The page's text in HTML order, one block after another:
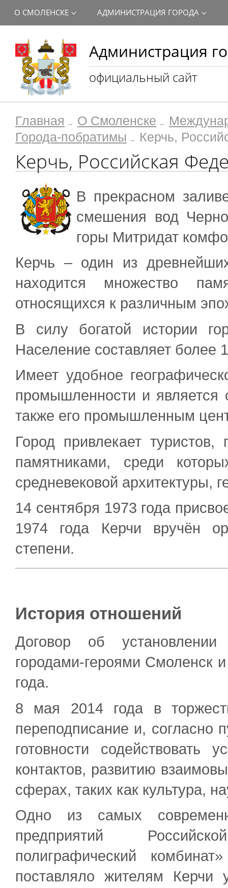
Администрация
официальный сайт
О СМОЛЕНСКЕ АДМИНИСТРАЦИЯ ГОРОДА
Главная О Смоленске
Города-побратимы
Керчь,
Керчь, Российская
В прекрасном
смешения вод
горы Митридат
Керчь – один из
находится множество
относящихся к различным
В силу богатой истории
Население составляет более
Имеет удобное
промышленности и
также его промышленным
Город привлекает
памятниками, среди
средневековой архитектуры,
14 сентября 1973 года
1974 года Керчи вручён
степени.
История отношений
Договор об
городами-героями Смоленск
года.
8 мая 2014 года в
переподписание и, согласно
готовности содействовать
контактов, развитию
сферах, таких как культура,
Одно из самых
предприятий
полиграфический
поставляло жителям Керчи